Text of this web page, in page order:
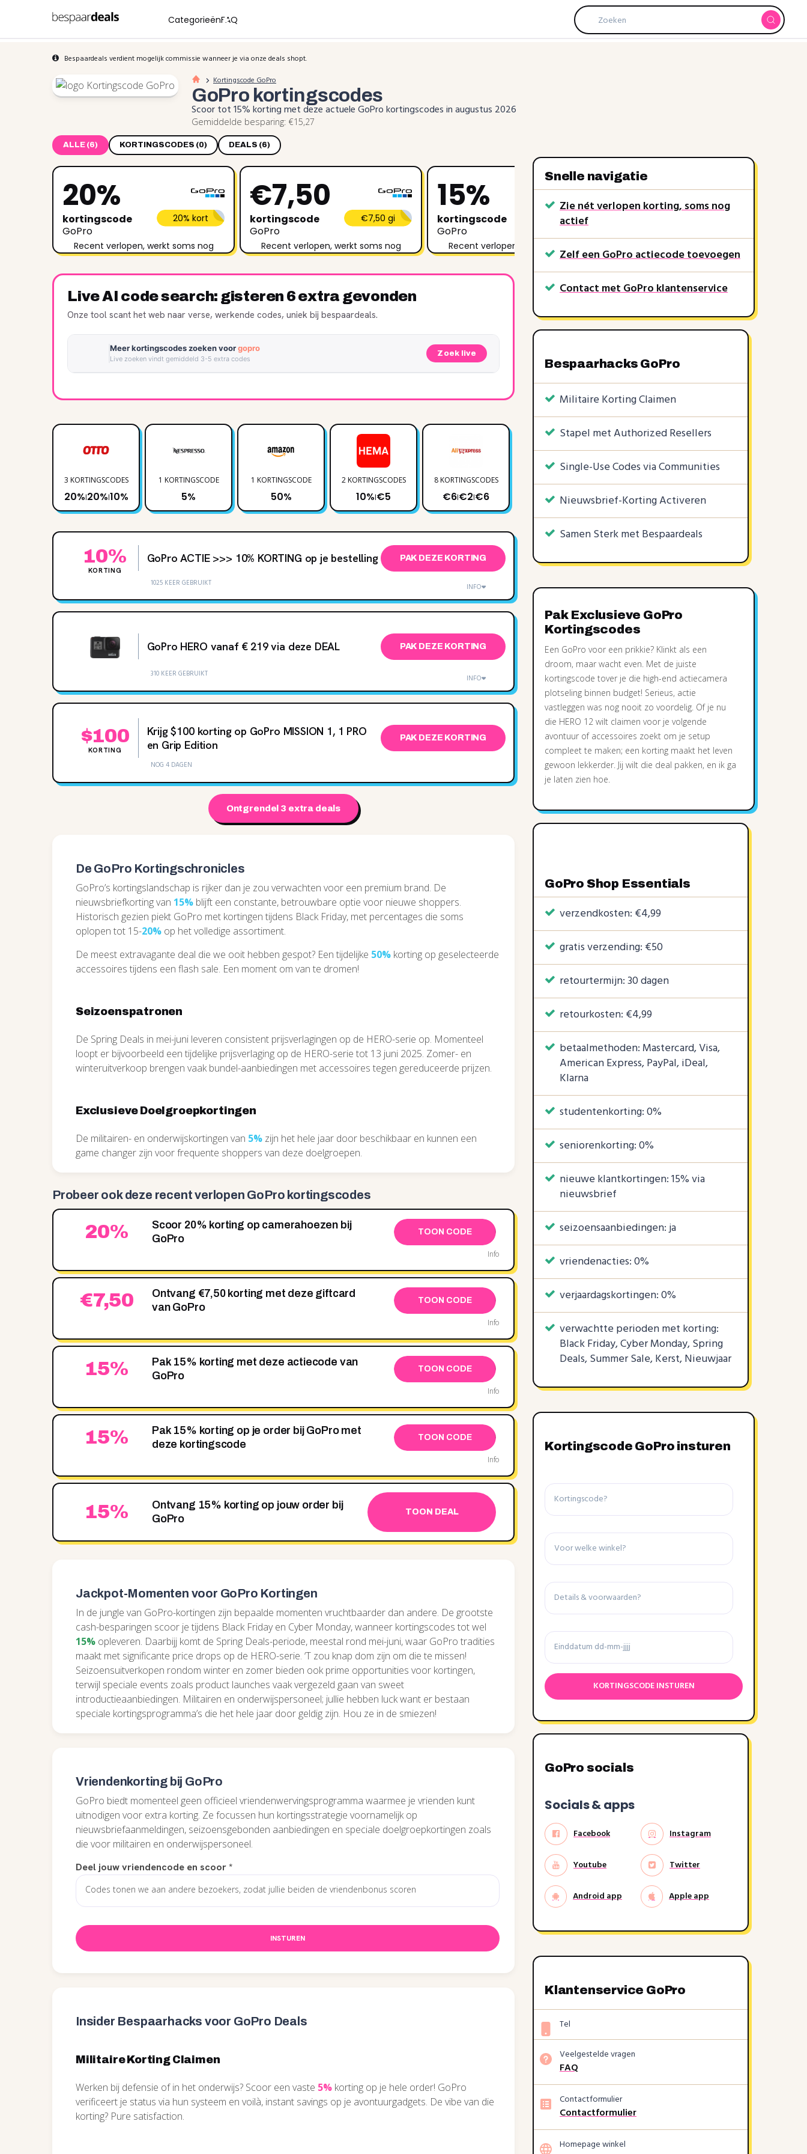
CategorieënFAQ
Bespaardeals verdient mogelijk commissie wanneer je via onze deals shopt.
Kortingscode GoPro
GoPro kortingscodes
Scoor tot 15% korting met deze actuele GoPro kortingscodes in augustus 2026
Gemiddelde besparing: €15,27
ALLE (6) KORTINGSCODES (0) DEALS (6)
20%
kortingscode
GoPro
20% kort
Recent verlopen, werkt soms nog
€7,50
kortingscode
GoPro
€7,50 gi
Recent verlopen, werkt soms nog
15%
kortingscode
GoPro
15% kort
Recent verlopen, werkt soms nog
15%
Live AI code search: gisteren 6 extra gevonden
Onze tool scant het web naar verse, werkende codes, uniek bij bespaardeals.
Meer kortingscodes zoeken voorgopro
Live zoeken vindt gemiddeld 3-5 extra codes
Zoek live
3 KORTINGSCODES
20%|20%|10%
1 KORTINGSCODE
5%
1 KORTINGSCODE
50%
2 KORTINGSCODES
10%|€5
8 KORTINGSCODES
€6|€2|€6 10% 5%
10%
KORTING
GoPro ACTIE >>> 10% KORTING op je bestelling PAK DEZE KORTING
1025 KEER GEBRUIKT INFO
GoPro HERO vanaf € 219 via deze DEAL PAK DEZE KORTING
310 KEER GEBRUIKT INFO
$100
KORTING
Krijg $100 korting op GoPro MISSION 1, 1 PRO
en Grip Edition
PAK DEZE KORTING
NOG 4 DAGEN
Ontgrendel 3 extra deals
De GoPro Kortingschronicles
GoPro’s kortingslandschap is rijker dan je zou verwachten voor een premium brand. De
nieuwsbriefkorting van 15% blijft een constante, betrouwbare optie voor nieuwe shoppers.
Historisch gezien piekt GoPro met kortingen tijdens Black Friday, met percentages die soms
oplopen tot 15-20% op het volledige assortiment.
De meest extravagante deal die we ooit hebben gespot? Een tijdelijke 50% korting op geselecteerde
accessoires tijdens een flash sale. Een moment om van te dromen!
Seizoenspatronen
De Spring Deals in mei-juni leveren consistent prijsverlagingen op de HERO-serie op. Momenteel
loopt er bijvoorbeeld een tijdelijke prijsverlaging op de HERO-serie tot 13 juni 2025. Zomer- en
winteruitverkoop brengen vaak bundel-aanbiedingen met accessoires tegen gereduceerde prijzen.
Exclusieve Doelgroepkortingen
De militairen- en onderwijskortingen van 5% zijn het hele jaar door beschikbaar en kunnen een
game changer zijn voor frequente shoppers van deze doelgroepen.
Probeer ook deze recentverlopen GoPro kortingscodes
20%
Scoor 20% korting op camerahoezen bij
GoPro
TOON CODE
Info
€7,50
Ontvang €7,50 korting met deze giftcard
van GoPro
TOON CODE
Info
15%
Pak 15% korting met deze actiecode van
GoPro
TOON CODE
Info
15%
Pak 15% korting op je order bij GoPro met
deze kortingscode
TOON CODE
Info
15%
Ontvang 15% korting op jouw order bij
GoPro
TOON DEAL
Jackpot-Momenten voor GoPro Kortingen
In de jungle van GoPro-kortingen zijn bepaalde momenten vruchtbaarder dan andere. De grootste
cash-besparingen scoor je tijdens Black Friday en Cyber Monday, wanneer kortingscodes tot wel
15% opleveren. Daarbijj komt de Spring Deals-periode, meestal rond mei-juni, waar GoPro tradities
maakt met significante price drops op de HERO-serie. ‘T zou knap dom zijn om die te missen!
Seizoensuitverkopen rondom winter en zomer bieden ook prime opportunities voor kortingen,
terwijl speciale events zoals product launches vaak vergezeld gaan van sweet
introductieaanbiedingen. Militairen en onderwijspersoneel; jullie hebben luck want er bestaan
speciale kortingsprogramma’s die het hele jaar door geldig zijn. Hou ze in de smiezen!
Vriendenkorting bij GoPro
GoPro biedt momenteel geen officieel vriendenwervingsprogramma waarmee je vrienden kunt
uitnodigen voor extra korting. Ze focussen hun kortingsstrategie voornamelijk op
nieuwsbriefaanmeldingen, seizoensgebonden aanbiedingen en speciale doelgroepkortingen zoals
die voor militairen en onderwijspersoneel.
Deel jouw vriendencode en scoor*
INSTUREN
Insider Bespaarhacks voor GoPro Deals
Militaire Korting Claimen
Werken bij defensie of in het onderwijs? Scoor een vaste 5% korting op je hele order! GoPro
verificeert je status via hun systeem en voilà, instant savings op je avontuurgadgets. De vibe van die
korting? Pure satisfaction.
Snelle navigatie
Zie nét verlopen korting, soms nog
actief
Zelf een GoPro actiecode toevoegen
Contact met GoPro klantenservice
Bespaarhacks GoPro
Militaire Korting Claimen
Stapel met Authorized Resellers
Single-Use Codes via Communities
Nieuwsbrief-Korting Activeren
Samen Sterk met Bespaardeals
Pak Exclusieve GoPro
Kortingscodes
Een GoPro voor een prikkie? Klinkt als een
droom, maar wacht even. Met de juiste
kortingscode tover je die high-end actiecamera
plotseling binnen budget! Serieus, actie
vastleggen was nog nooit zo voordelig. Of je nu
die HERO 12 wilt claimen voor je volgende
avontuur of accessoires zoekt om je setup
compleet te maken; een korting maakt het leven
gewoon lekkerder. Jij wilt die deal pakken, en ik ga
je laten zien hoe.
GoPro Shop Essentials
verzendkosten: €4,99
gratis verzending: €50
retourtermijn: 30 dagen
retourkosten: €4,99
betaalmethoden: Mastercard, Visa,
American Express, PayPal, iDeal,
Klarna
studentenkorting: 0%
seniorenkorting: 0%
nieuwe klantkortingen: 15% via
nieuwsbrief
seizoensaanbiedingen: ja
vriendenacties: 0%
verjaardagskortingen: 0%
verwachtte perioden met korting:
Black Friday, Cyber Monday, Spring
Deals, Summer Sale, Kerst, Nieuwjaar
Kortingscode GoPro insturen
Kortingscode
Winkel
Details
voorwaarden
Einddatum
GoPro socials
Socials & apps
Facebook Instagram
Youtube Twitter
Android app Apple app
Klantenservice GoPro
Tel
Veelgestelde vragen
FAQ
Contactformulier
Contactformulier
Homepage winkel